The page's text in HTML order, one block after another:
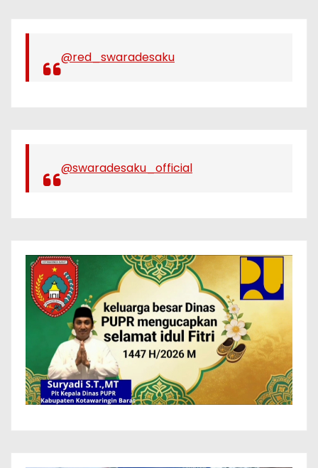
@red_swaradesaku
@swaradesaku_official